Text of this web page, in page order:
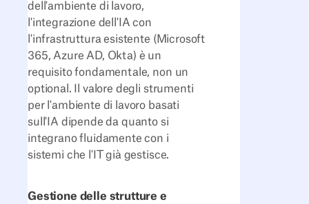
dell'ambiente di lavoro,
l'integrazione dell'IA con
l'infrastruttura esistente (Microsoft
365, Azure AD, Okta) è un
requisito fondamentale, non un
optional. Il valore degli strumenti
per l'ambiente di lavoro basati
sull'IA dipende da quanto si
integrano fluidamente con i
sistemi che l'IT già gestisce.
Gestione delle strutture e